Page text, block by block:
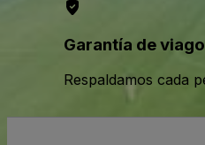
Garantía de
Respaldamos cada